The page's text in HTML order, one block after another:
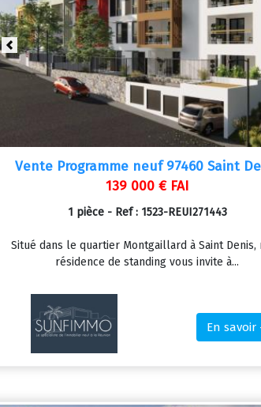
Previous
Vente Programme neuf 97460 Saint
139 000 € FAI
1 pièce - Ref : 1523-REUI271443
Situé dans le quartier Montgaillard à Saint Denis,
résidence de standing vous invite à...
En savoir